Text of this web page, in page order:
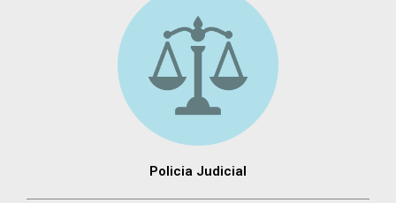
Policia Judicial